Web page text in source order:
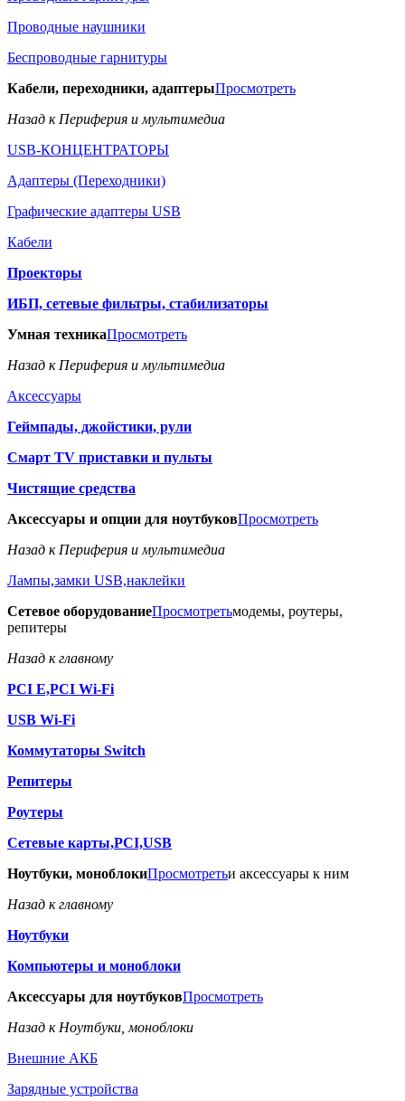
Проводные наушники
Беспроводные гарнитуры
Кабели, переходники, адаптерыПросмотреть
Назад к Периферия и мультимедиа
USB-КОНЦЕНТРАТОРЫ
Адаптеры (Переходники)
Графические адаптеры USB
Кабели
Проекторы
ИБП, сетевые фильтры, стабилизаторы
Умная техникаПросмотреть
Назад к Периферия и мультимедиа
Аксессуары
Геймпады, джойстики, рули
Смарт TV приставки и пульты
Чистящие средства
Аксессуары и опции для ноутбуковПросмотреть
Назад к Периферия и мультимедиа
Лампы,замки USB,наклейки
Сетевое оборудованиеПросмотретьмодемы, роутеры,
репитеры
Назад к главному
PCI E,PCI Wi-Fi
USB Wi-Fi
Коммутаторы Switch
Репитеры
Роутеры
Сетевые карты,PCI,USB
Ноутбуки, моноблокиПросмотретьи аксессуары к ним
Назад к главному
Ноутбуки
Компьютеры и моноблоки
Аксессуары для ноутбуковПросмотреть
Назад к Ноутбуки, моноблоки
Внешние АКБ
Зарядные устройства